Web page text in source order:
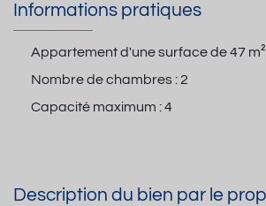
Informations pratiques
Appartement d'une surface de47 m²
Nombre de chambres :2
Capacité maximum :4
Description du bien par le